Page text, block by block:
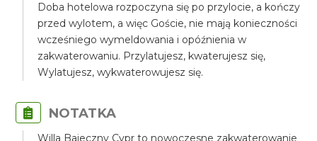
Doba hotelowa rozpoczyna się po przylocie, a kończy
przed wylotem, a więc Goście, nie mają konieczności
wcześniego wymeldowania i opóźnienia w
zakwaterowaniu. Przylatujesz, kwaterujesz się,
Wylatujesz, wykwaterowujesz się.
NOTATKA
Willa Bajeczny Cypr to nowoczesne zakwaterowanie